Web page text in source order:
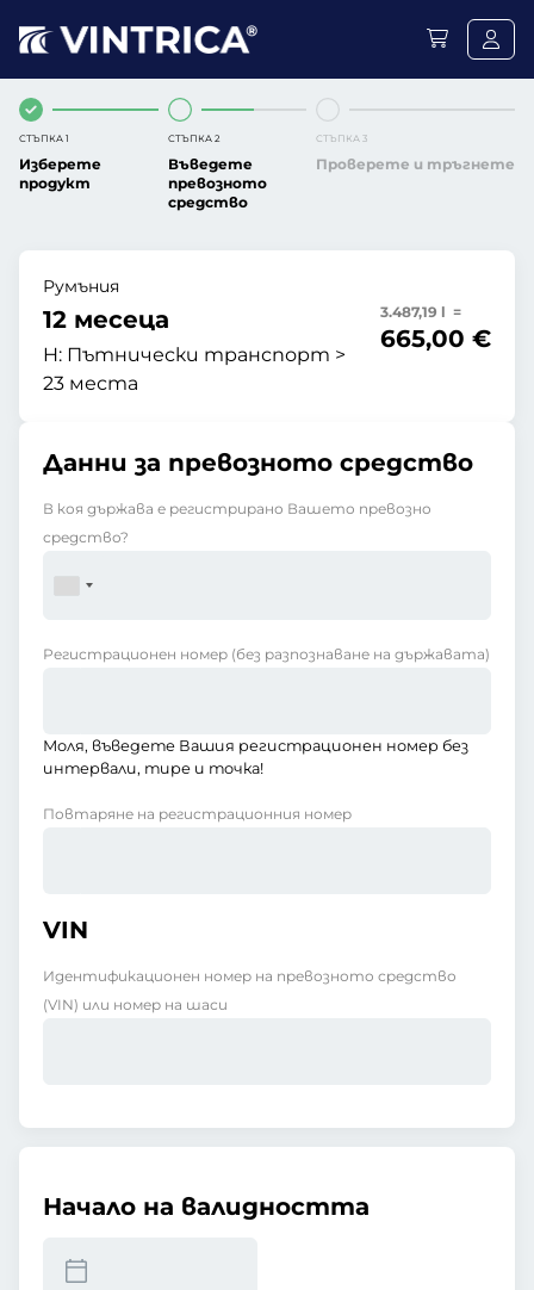
СТЪПКА 1
Изберете
продукт
СТЪПКА 2
Въведете
превозното
средство
СТЪПКА 3
Проверете и тръгнете
Румъния
12 месеца
H: Пътнически транспорт >
23 места
3.487,19 l =
665,00 €
Данни за превозното средство
В коя държава е регистрирано Вашето превозно
средство?
Регистрационен номер (без разпознаване на държавата)
Моля, въведете Вашия регистрационен номер без
интервали, тире и точка!
Повтаряне на регистрационния номер
VIN
Идентификационен номер на превозното средство
(VIN) или номер на шаси
Начало на валидността